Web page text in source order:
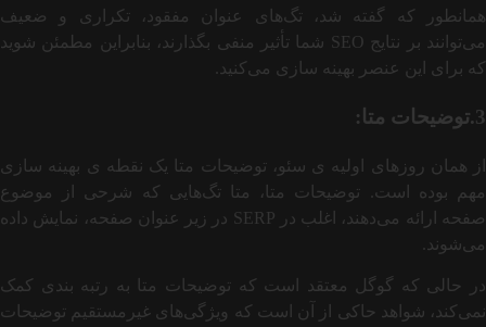
همانطور که گفته شد، تگ‌های عنوان مفقود، تکراری و ضعیف
می‌توانند بر نتایج SEO شما تأثیر منفی بگذارند، بنابراین مطمئن شوید
که برای این عنصر بهینه ‌سازی می‌کنید.
3.توضیحات متا:
از همان روزهای اولیه ی سئو، توضیحات متا یک نقطه ی بهینه سازی
مهم بوده است. توضیحات متا، متا تگ‌هایی که شرحی از موضوع
صفحه ارائه می‌دهند، اغلب در SERP در زیر عنوان صفحه، نمایش داده
می‌شوند.
در حالی که گوگل معتقد است که توضیحات متا به رتبه‌ بندی کمک
نمی‌کند، شواهد حاکی از آن است که ویژگی‌های غیرمستقیم توضیحات